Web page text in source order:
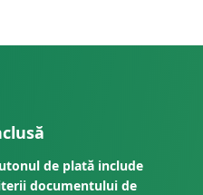
de plată include
documentului de